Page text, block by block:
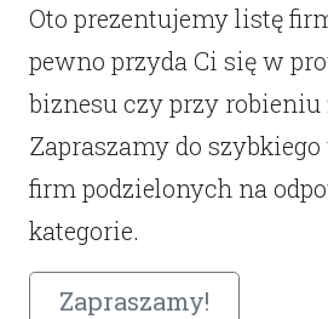
Oto prezentujemy listę
pewno przyda Ci się w
biznesu czy przy
Zapraszamy do
firm podzielonych na
kategorie.
Zapraszamy!